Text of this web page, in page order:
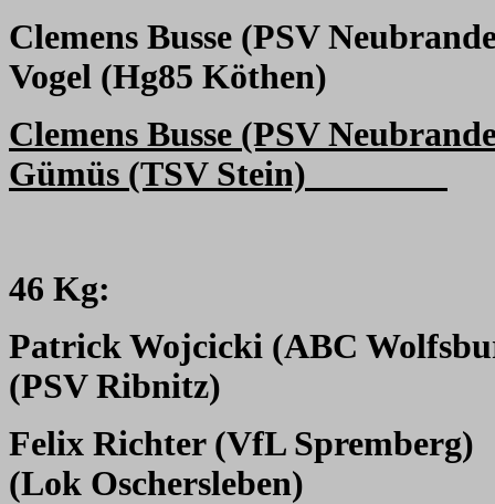
Clemens Busse (PSV
Vogel (Hg85 Köthen)
Clemens Busse (PSV
Gümüs (TSV Stein)
46 Kg:
Patrick Wojcicki (ABC
(PSV Ribnitz)
Felix Richter (VfL Spremberg)
(Lok Oschersleben)